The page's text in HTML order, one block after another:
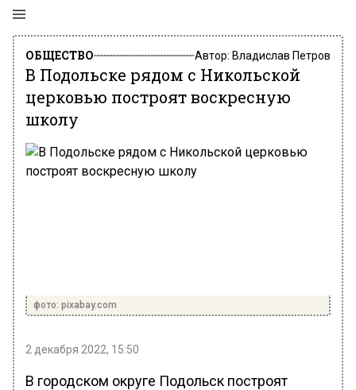
ОБЩЕСТВО Автор: Владислав Петров
В Подольске рядом с Никольской
церковью построят воскресную
школу
фото: pixabay.com
2 декабря 2022, 15:50
В городском округе Подольск построят